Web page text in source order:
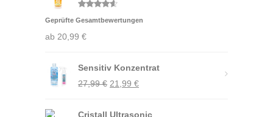
24,99 €21,99 €.
Bewertet
mit4.50
Geprüfte Gesamtbewertungen
ab 20,99 €
Sensitiv Konzentrat
27,99€ Ursprünglicher
war:
21,99 €Aktueller
ist:
Cristall Ultrasonic